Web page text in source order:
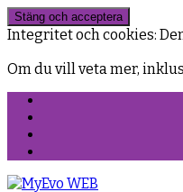
Integritet och cookies:
Om du vill veta mer,